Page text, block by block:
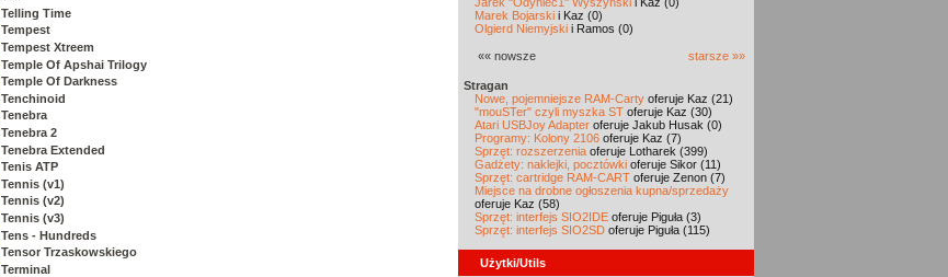
Telling Time
Tempest
Tempest Xtreem
Temple Of Apshai Trilogy
Temple Of Darkness
Tenchinoid
Tenebra
Tenebra 2
Tenebra Extended
Tenis ATP
Tennis (v1)
Tennis (v2)
Tennis (v3)
Tens - Hundreds
Tensor Trzaskowskiego
Terminal
Marek Bojarski i Kaz (0)
Olgierd Niemyjski i Ramos (0)
«« nowsze starsze »»
Stragan
Nowe, pojemniejsze RAM-Carty oferuje Kaz (21)
"mouSTer" czyli myszka ST oferuje Kaz (30)
Atari USBJoy Adapter oferuje Jakub Husak (0)
Programy: Kolony 2106 oferuje Kaz (7)
Sprzęt: rozszerzenia oferuje Lotharek (399)
Gadżety: naklejki, pocztówki oferuje Sikor (11)
Sprzęt: cartridge RAM-CART oferuje Zenon (7)
Miejsce na drobne ogłoszenia kupna/sprzedaży
oferuje Kaz (58)
Sprzęt: interfejs SIO2IDE oferuje Piguła (3)
Sprzęt: interfejs SIO2SD oferuje Piguła (115)
Użytki/Utils